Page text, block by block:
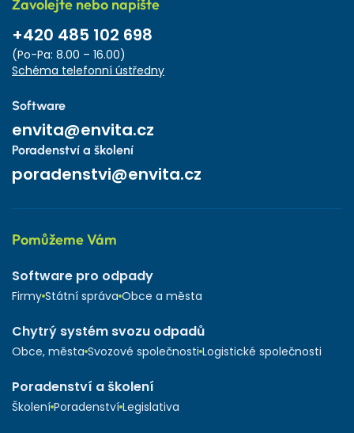
Zavolejte nebo napište
+420 485 102 698
(Po-Pa: 8.00 – 16.00)
Schéma telefonní ústředny
Software
envita@envita.cz
Poradenství a školení
poradenstvi@envita.cz
Pomůžeme Vám
Software pro odpady
Firmy Státní správa Obce a města
Chytrý systém svozu odpadů
Obce, města Svozové společnosti Logistické společnosti
Poradenství a školení
Školení Poradenství Legislativa